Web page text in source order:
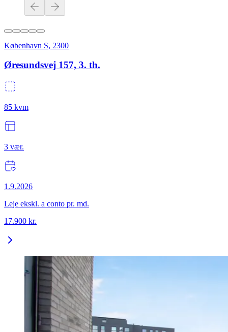
København S, 2300
Øresundsvej 157, 3. th.
85 kvm
3 vær.
1.9.2026
Leje ekskl. a conto pr. md.
17.900 kr.